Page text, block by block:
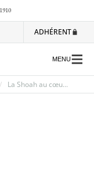
ADHÉRENT
MENU
La Shoah au cœu...